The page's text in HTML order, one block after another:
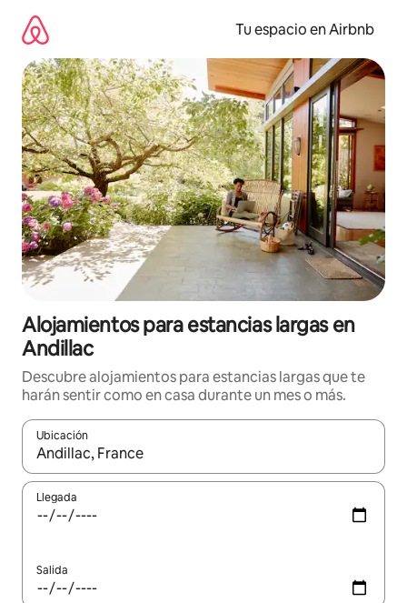
contenido
Tu espacio en Airbnb
Alojamientos para estancias largas en
Andillac
Descubre alojamientos para estancias largas que te
harán sentir como en casa durante un mes o más.
Ubicación
Cuando los resultados estén disponibles, podrás navegar
Llegada
Salida